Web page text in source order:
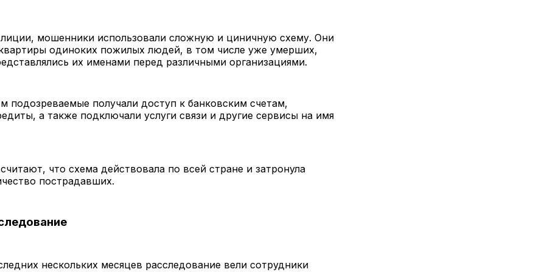
мошенники использовали сложную и циничную схему. Они
одиноких пожилых людей, в том числе уже умерших,
их именами перед различными организациями.
подозреваемые получали доступ к банковским счетам,
а также подключали услуги связи и другие сервисы на имя
что схема действовала по всей стране и затронула
пострадавших.
нескольких месяцев расследование вели сотрудники